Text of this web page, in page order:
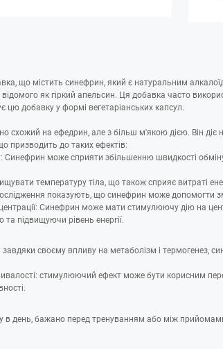
що містить синефрин, який є натуральним
як гіркий апельсин. Ця добавка часто
цю добавку у формі вегетаріанських капсул.
схожий на ефедрин, але з більш м'якою дією. Він діє
призводить до таких ефектів:
Синефрин може сприяти збільшенню швидкості
температуру тіла, що також сприяє витраті
показують, що синефрин може допомогти
Синефрин може мати стимулюючу дію на
підвищуючи рівень енергії.
своєму впливу на метаболізм і термогенез,
стимулюючий ефект може бути корисним
в день, бажано перед тренуванням або між